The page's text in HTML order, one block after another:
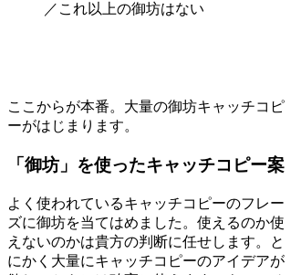
／これ以上の御坊はない
ここからが本番。大量の御坊キャッチコピ
ーがはじまります。
「御坊」を使ったキャッチコピー案
よく使われているキャッチコピーのフレー
ズに御坊を当てはめました。使えるのか使
えないのかは貴方の判断に任せします。と
にかく大量にキャッチコピーのアイデアが